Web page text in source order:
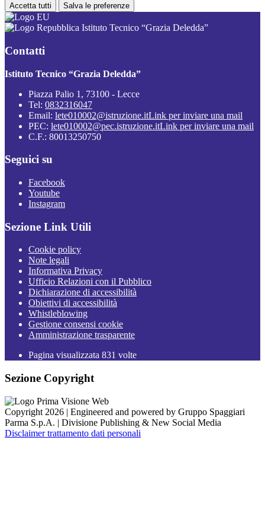
Accetta tutti Salva le preferenze
Istituto Tecnico “Grazia Deledda”
Contatti
Istituto Tecnico “Grazia Deledda”
Piazza Palio 1, 73100 - Lecce
Tel: 0832316047
Email: lete010002@istruzione.itLink per inviare una mail
PEC: lete010002@pec.istruzione.itLink per inviare una mail
C.F.: 80013250750
Seguici su
Facebook
Youtube
Instagram
Sezione Link Utili
Cookie policy
Note legali
Informativa Privacy
Ufficio Relazioni con il Pubblico
Dichiarazione di accessibilità
Obiettivi di accessibilità
Whistleblowing
Gestione consensi cookie
Amministrazione trasparente
Pagina visualizzata 831 volte
Sezione Copyright
Copyright 2026 | Engineered and powered by Gruppo Spaggiari
Parma S.p.A. | Divisione Publishing & New Social Media
Disclaimer trattamento dati personali